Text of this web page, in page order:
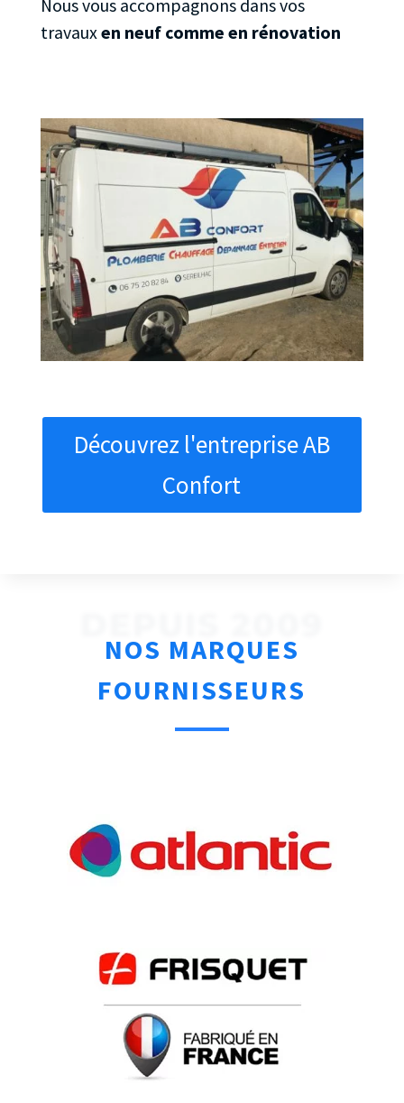
Nous vous accompagnons dans vos
travauxen neuf comme en rénovation
Découvrez l'entreprise AB
Confort
NOS MARQUES
FOURNISSEURS